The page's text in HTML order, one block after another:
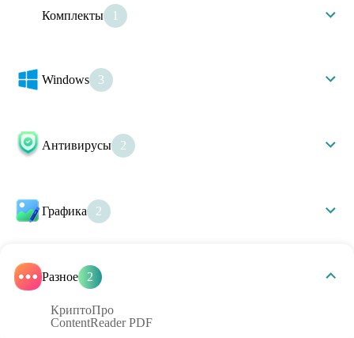
Office 2021
Office 2019
Комплекты 1
Windows 3
Windows Server 2025
Антивирусы 2
Графика
2
Разное
2
КриптоПро
ContentReader PDF